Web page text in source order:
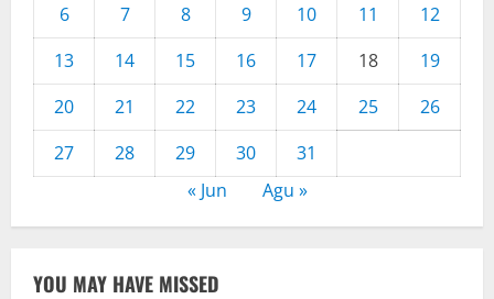
6
7 8 9 10 11
12
13
14 15 16 17 18
19
20
21 22 23 24 25
26
27
28 29 30
31
« Jun
Agu »
YOU MAY HAVE MISSED